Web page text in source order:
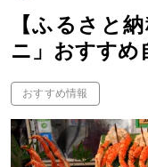
【ふるさと
ニ」おすすめ
おすすめ情報